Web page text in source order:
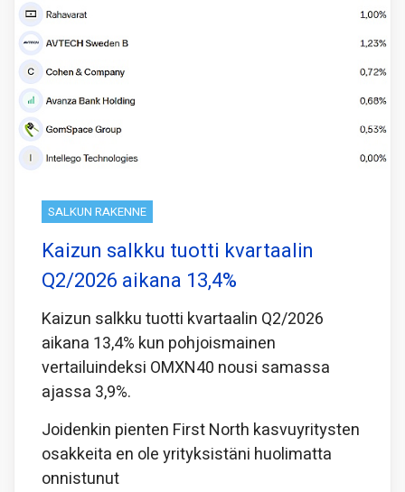
SALKUN RAKENNE
Kaizun salkku tuotti kvartaalin
Q2/2026 aikana 13,4%
Kaizun salkku tuotti kvartaalin Q2/2026
aikana 13,4% kun pohjoismainen
vertailuindeksi OMXN40 nousi samassa
ajassa 3,9%.
Joidenkin pienten First North kasvuyritysten
osakkeita en ole yrityksistäni huolimatta
onnistunut